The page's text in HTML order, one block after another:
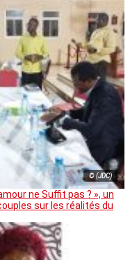
© (JDC)
ne Suffit pas ? », un
sur les réalités du